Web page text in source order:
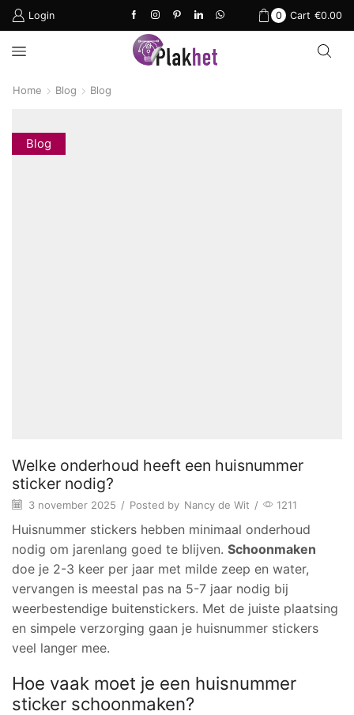
Login 0 Cart €0.00
Home Blog Blog
Blog
Welke onderhoud heeft een huisnummer
sticker nodig?
3 november 2025 / Posted by Nancy de Wit / 1211
Huisnummer stickers hebben minimaal onderhoud
nodig om jarenlang goed te blijven. Schoonmaken
doe je 2-3 keer per jaar met milde zeep en water,
vervangen is meestal pas na 5-7 jaar nodig bij
weerbestendige buitenstickers. Met de juiste plaatsing
en simpele verzorging gaan je huisnummer stickers
veel langer mee.
Hoe vaak moet je een huisnummer
sticker schoonmaken?